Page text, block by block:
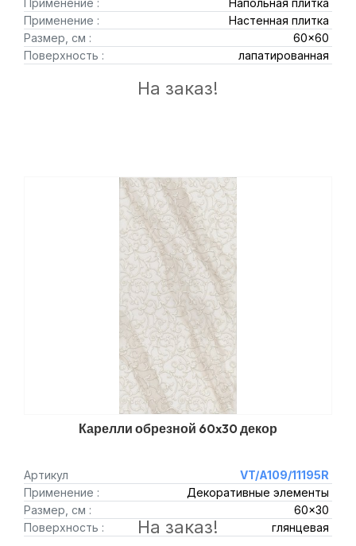
Применение :
Напольная плитка
Применение :
Настенная плитка
Размер, см :
60x60
Поверхность :
лапатированная
На заказ!
Карелли обрезной 60x30 декор
Артикул
VT/A109/11195R
Применение :
Декоративные элементы
Размер, см :
60x30
Поверхность :
глянцевая
На заказ!